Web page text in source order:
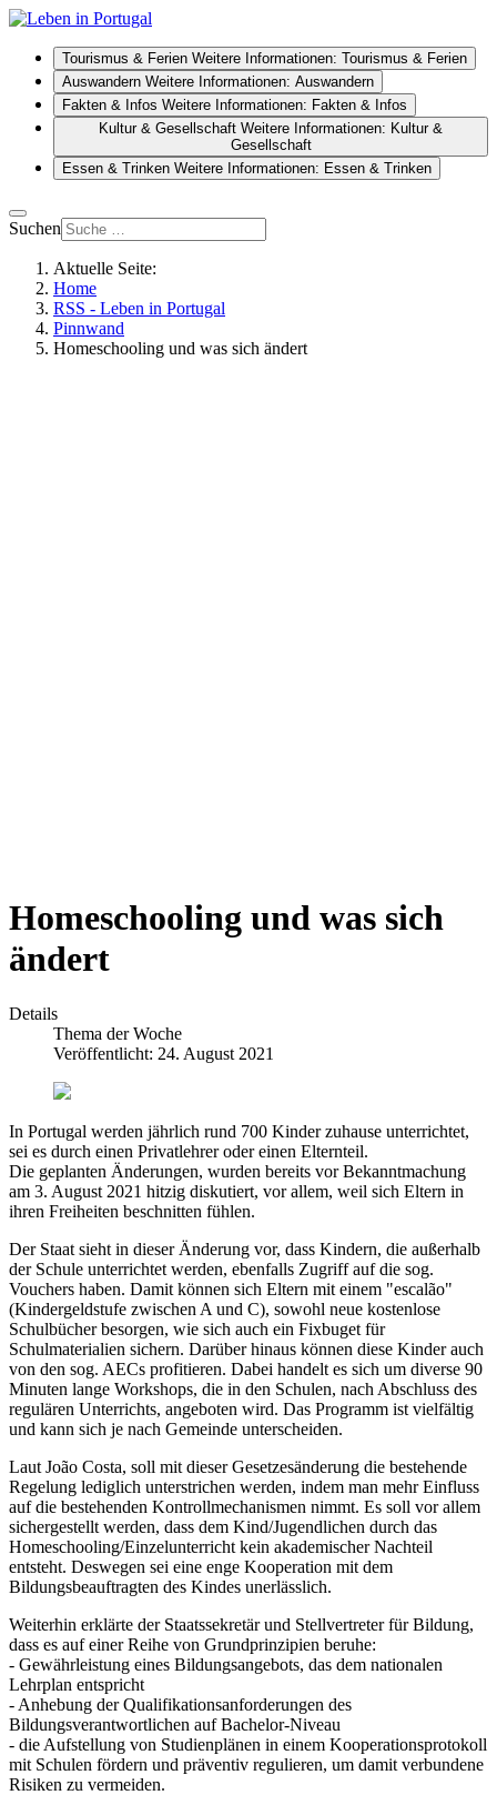
Tourismus & Ferien Weitere Informationen: Tourismus & Ferien
Auswandern Weitere Informationen: Auswandern
Fakten & Infos Weitere Informationen: Fakten & Infos
Kultur & Gesellschaft Weitere Informationen: Kultur &
Gesellschaft
Essen & Trinken Weitere Informationen: Essen & Trinken
Suchen
Aktuelle Seite:
Home
RSS - Leben in Portugal
Pinnwand
Homeschooling und was sich ändert
Homeschooling und was sich
ändert
Details
Thema der Woche
Veröffentlicht: 24. August 2021
In Portugal werden jährlich rund 700 Kinder zuhause unterrichtet,
sei es durch einen Privatlehrer oder einen Elternteil.
Die geplanten Änderungen, wurden bereits vor Bekanntmachung
am 3. August 2021 hitzig diskutiert, vor allem, weil sich Eltern in
ihren Freiheiten beschnitten fühlen.
Der Staat sieht in dieser Änderung vor, dass Kindern, die außerhalb
der Schule unterrichtet werden, ebenfalls Zugriff auf die sog.
Vouchers haben. Damit können sich Eltern mit einem "escalão"
(Kindergeldstufe zwischen A und C), sowohl neue kostenlose
Schulbücher besorgen, wie sich auch ein Fixbuget für
Schulmaterialien sichern. Darüber hinaus können diese Kinder auch
von den sog. AECs profitieren. Dabei handelt es sich um diverse 90
Minuten lange Workshops, die in den Schulen, nach Abschluss des
regulären Unterrichts, angeboten wird. Das Programm ist vielfältig
und kann sich je nach Gemeinde unterscheiden.
Laut João Costa, soll mit dieser Gesetzesänderung die bestehende
Regelung lediglich unterstrichen werden, indem man mehr Einfluss
auf die bestehenden Kontrollmechanismen nimmt. Es soll vor allem
sichergestellt werden, dass dem Kind/Jugendlichen durch das
Homeschooling/Einzelunterricht kein akademischer Nachteil
entsteht. Deswegen sei eine enge Kooperation mit dem
Bildungsbeauftragten des Kindes unerlässlich.
Weiterhin erklärte der Staatssekretär und Stellvertreter für Bildung,
dass es auf einer Reihe von Grundprinzipien beruhe:
- Gewährleistung eines Bildungsangebots, das dem nationalen
Lehrplan entspricht
- Anhebung der Qualifikationsanforderungen des
Bildungsverantwortlichen auf Bachelor-Niveau
- die Aufstellung von Studienplänen in einem Kooperationsprotokoll
mit Schulen fördern und präventiv regulieren, um damit verbundene
Risiken zu vermeiden.